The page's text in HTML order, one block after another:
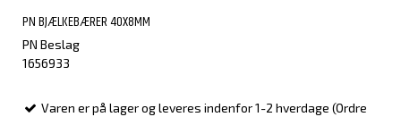
PN BJÆLKEBÆRER 40X8MM
PN Beslag
1656933
Varen er på lager og leveres indenfor 1-2 hverdage (Ordre